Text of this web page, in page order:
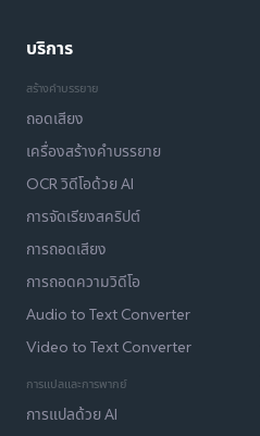
บริการ
สร้างคำบรรยาย
ถอดเสียง
เครื่องสร้างคำบรรยาย
OCR วิดีโอด้วย AI
การจัดเรียงสคริปต์
การถอดเสียง
การถอดความวิดีโอ
Audio to Text Converter
Video to Text Converter
การแปลและการพากย์
การแปลด้วย AI